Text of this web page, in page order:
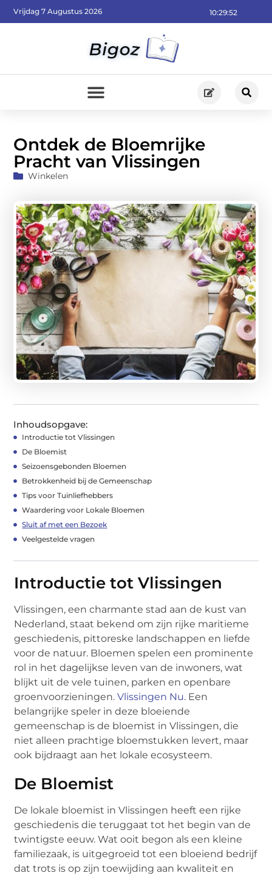
10:29:54
Vrijdag 7 Augustus 2026
Ontdek de Bloemrijke
Pracht van Vlissingen
Winkelen
Inhoudsopgave:
Introductie tot Vlissingen
De Bloemist
Seizoensgebonden Bloemen
Betrokkenheid bij de Gemeenschap
Tips voor Tuinliefhebbers
Waardering voor Lokale Bloemen
Sluit af met een Bezoek
Veelgestelde vragen
Introductie tot Vlissingen
Vlissingen, een charmante stad aan de kust van
Nederland, staat bekend om zijn rijke maritieme
geschiedenis, pittoreske landschappen en liefde
voor de natuur. Bloemen spelen een prominente
rol in het dagelijkse leven van de inwoners, wat
blijkt uit de vele tuinen, parken en openbare
groenvoorzieningen.Vlissingen Nu. Een
belangrijke speler in deze bloeiende
gemeenschap is de bloemist in Vlissingen, die
niet alleen prachtige bloemstukken levert, maar
ook bijdraagt aan het lokale ecosysteem.
De Bloemist
De lokale bloemist in Vlissingen heeft een rijke
geschiedenis die teruggaat tot het begin van de
twintigste eeuw. Wat ooit begon als een kleine
familiezaak, is uitgegroeid tot een bloeiend bedrijf
dat trots is op zijn toewijding aan kwaliteit en